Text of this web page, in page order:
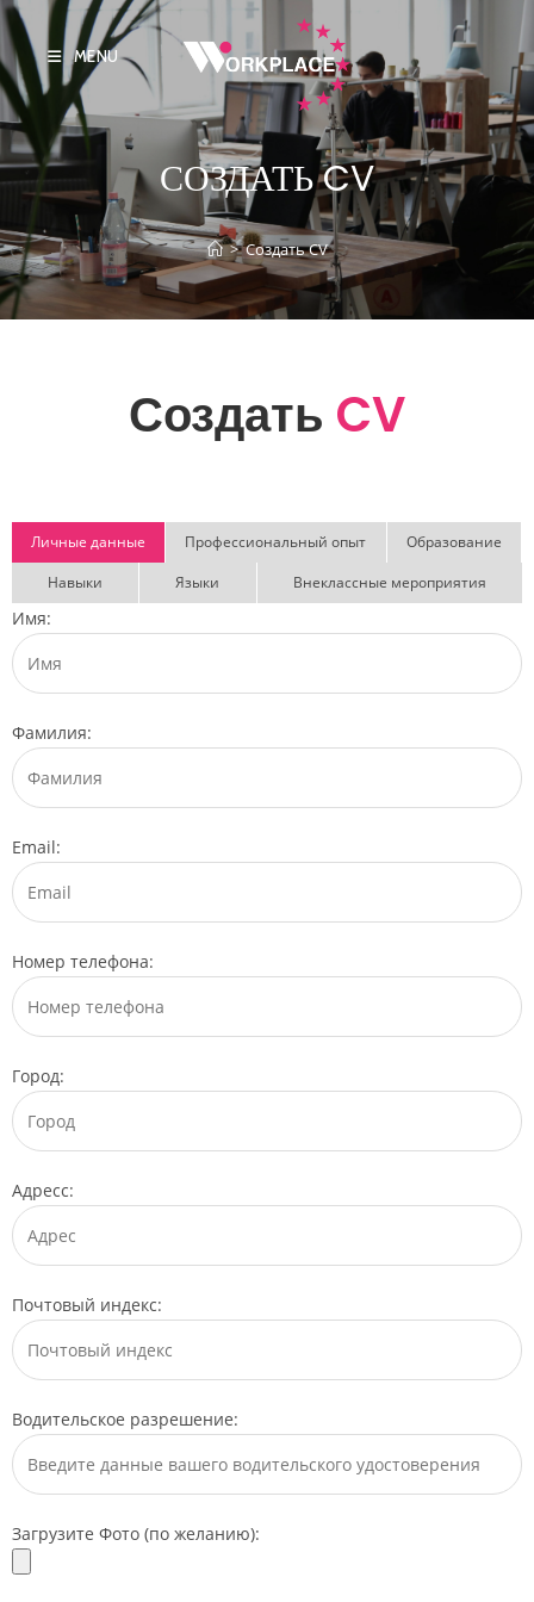
MENU
СОЗДАТЬ CV
> Создать CV
Создать CV
Личные данные Профессиональный опыт
Образование
Навыки
Языки Внеклассные мероприятия
Имя:
Фамилия:
Email:
Номер телефона:
Город:
Адресс:
Почтовый индекс:
Водительское разрешение:
Загрузите Фото (по желанию):